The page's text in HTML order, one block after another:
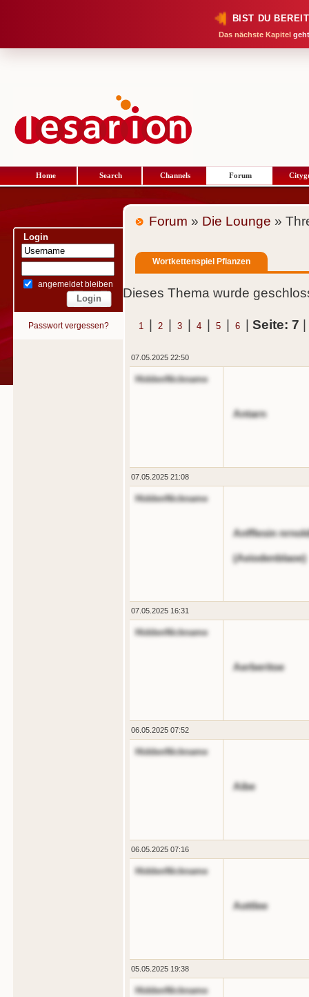
BIST DU
Das nächste Kapitel
Home Search Channels Forum
Login
angemeldet bleiben
Passwort vergessen?
Forum » Die Lounge »
Wortkettenspiel Pflanzen
Dieses Thema wurde
1 | 2 | 3 | 4 | 5 | 6 | Seite: 7 |
07.05.2025 22:50
HiddenNickname
Antarn
07.05.2025 21:08
HiddenNickname
Anfflesin
(Aeiodenblaoe)
07.05.2025 16:31
HiddenNickname
Aerberitoe
06.05.2025 07:52
HiddenNickname
Aibe
06.05.2025 07:16
HiddenNickname
Aottlee
05.05.2025 19:38
HiddenNickname